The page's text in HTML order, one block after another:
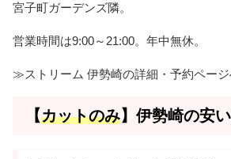
宮子町ガーデンズ隣。
営業時間は9:00～21:00。年中無休。
≫ストリーム 伊勢崎の詳細・予約ペー
【カットのみ】伊勢崎の安